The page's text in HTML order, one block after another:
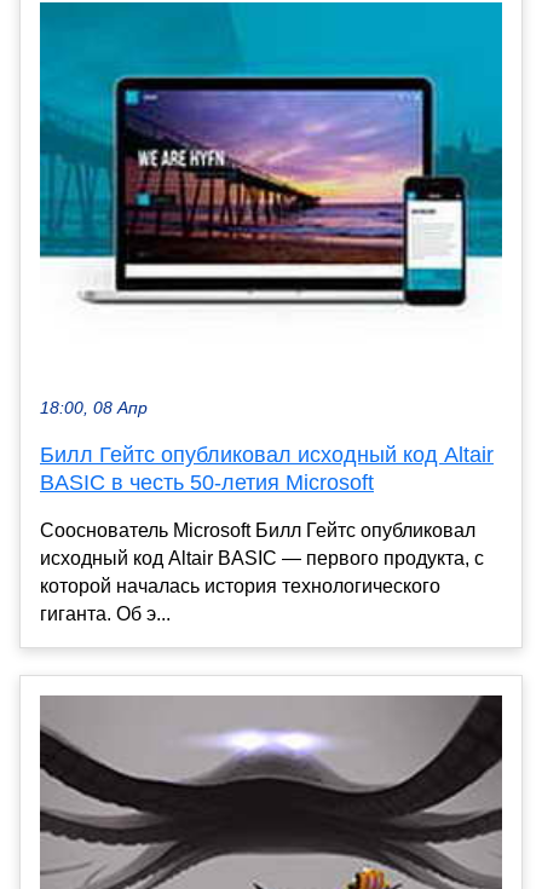
18:00, 08 Апр
Билл Гейтс опубликовал исходный код Altair
BASIC в честь 50-летия Microsoft
Сооснователь Microsoft Билл Гейтс опубликовал
исходный код Altair BASIC — первого продукта, с
которой началась история технологического
гиганта. Об э...